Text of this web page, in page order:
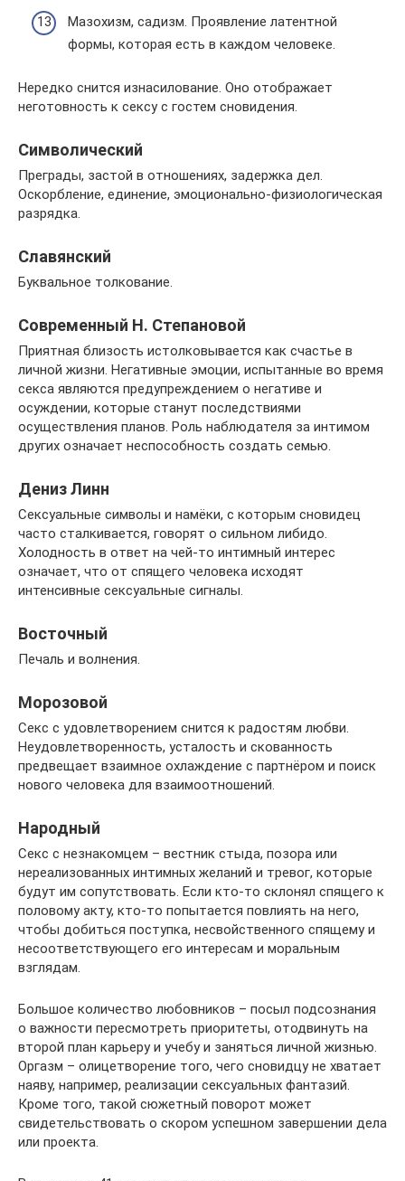
Мазохизм, садизм. Проявление латентной
формы, которая есть в каждом человеке.
Нередко снится изнасилование. Оно отображает
неготовность к сексу с гостем сновидения.
Символический
Преграды, застой в отношениях, задержка дел.
Оскорбление, единение, эмоционально-физиологическая
разрядка.
Славянский
Буквальное толкование.
Современный Н. Степановой
Приятная близость истолковывается как счастье в
личной жизни. Негативные эмоции, испытанные во время
секса являются предупреждением о негативе и
осуждении, которые станут последствиями
осуществления планов. Роль наблюдателя за интимом
других означает неспособность создать семью.
Дениз Линн
Сексуальные символы и намёки, с которым сновидец
часто сталкивается, говорят о сильном либидо.
Холодность в ответ на чей-то интимный интерес
означает, что от спящего человека исходят
интенсивные сексуальные сигналы.
Восточный
Печаль и волнения.
Морозовой
Секс с удовлетворением снится к радостям любви.
Неудовлетворенность, усталость и скованность
предвещает взаимное охлаждение с партнёром и поиск
нового человека для взаимоотношений.
Народный
Секс с незнакомцем – вестник стыда, позора или
нереализованных интимных желаний и тревог, которые
будут им сопутствовать. Если кто-то склонял спящего к
половому акту, кто-то попытается повлиять на него,
чтобы добиться поступка, несвойственного спящему и
несоответствующего его интересам и моральным
взглядам.
Большое количество любовников – посыл подсознания
о важности пересмотреть приоритеты, отодвинуть на
второй план карьеру и учебу и заняться личной жизнью.
Оргазм – олицетворение того, чего сновидцу не хватает
наяву, например, реализации сексуальных фантазий.
Кроме того, такой сюжетный поворот может
свидетельствовать о скором успешном завершении дела
или проекта.